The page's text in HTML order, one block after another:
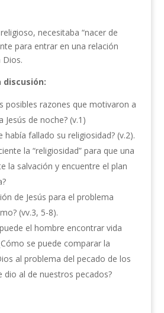
necesitaba “nacer de
para entrar en una relación
Dios.
discusión:
posibles razones que motivaron a
de noche? (v.1)
había fallado su religiosidad? (v.2).
la “religiosidad” para que una
la salvación y encuentre el plan
de Jesús para el problema
(vv.3, 5-8).
el hombre encontrar vida
se puede comparar la
al problema del pecado de los
dio al de nuestros pecados?